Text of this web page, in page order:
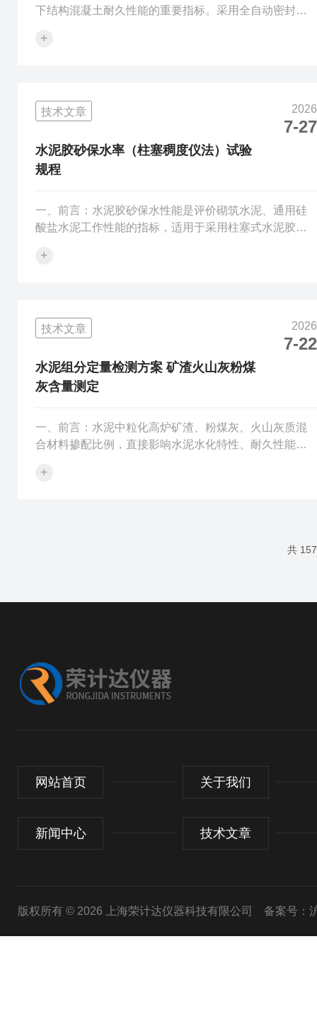
下结构混凝土耐久性能的重要指标。采用全自动密封混
试件自动夹紧密封、自动升压稳压、渗漏自动识别、试
设备：全自动密封混凝土抗渗透试验仪、标准混凝土抗
渗圆台试件模具；试件规格：上直径175mm、下直径
185mm、高度150mm；每组6个试件。三、试...
+
技术文章 2026
7-27
水泥胶砂保水率（柱塞稠度仪法）试验
规程
一、前言：水泥胶砂保水性能是评价砌筑水泥、通用硅
酸盐水泥工作性能的指标，适用于采用柱塞式水泥胶砂
率。二、仪器设备：1）柱塞式水泥胶砂稠度测定仪：柱
恒湿试验室7）试验材料：水泥试样、ISO标准砂、试验
用水；慢速定量滤纸（标准规定数量）。三、操作流
程：试样配比...
+
技术文章 2026
7-22
水泥组分定量检测方案 矿渣火山灰粉煤
灰含量测定
一、前言：水泥中粒化高炉矿渣、粉煤灰、火山灰质混
合材料掺配比例，直接影响水泥水化特性、耐久性能与
泥、粉煤灰硅酸盐水泥、火山灰质硅酸盐水泥、复合硅
0.0001gG4玻璃砂芯漏斗电热鼓风干燥箱（105℃±5℃）
+
共
网站首页 关于我们
新闻中心 技术文章
版权所有 © 2026 上海荣计达仪器科技有限公司 备案号：